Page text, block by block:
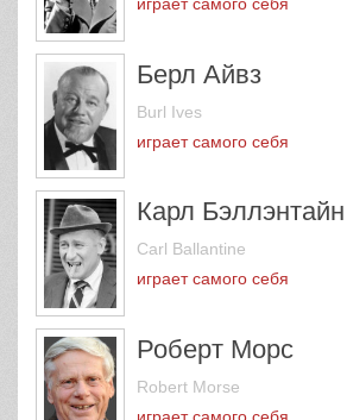
Берл Айвз
Burl Ives
играет самого себя
Карл Бэллэнтайн
Carl Ballantine
играет самого себя
Роберт Морс
Robert Morse
играет самого себя